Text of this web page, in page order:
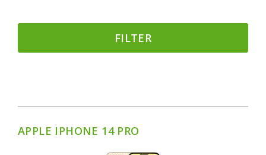
FILTER
APPLE IPHONE 14 PRO